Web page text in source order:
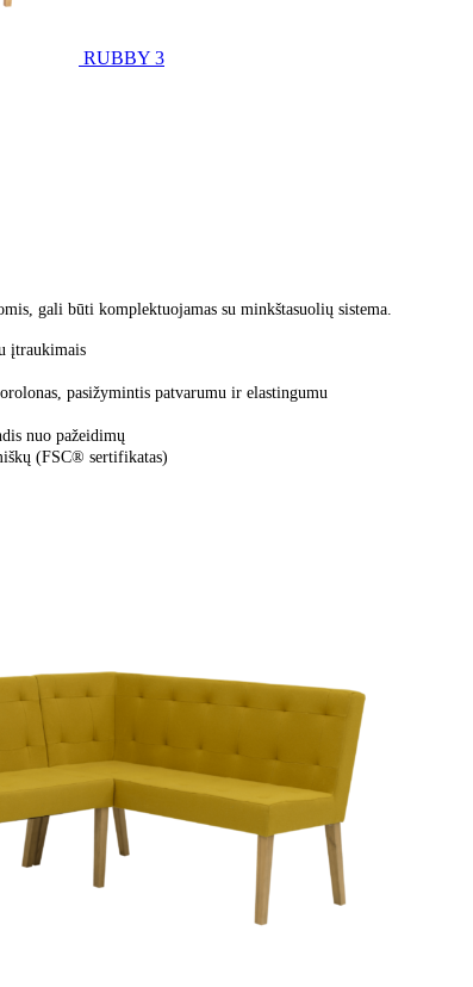
RUBBY 3
gali būti komplektuojamas su minkštasuolių sistema.
įtraukimais
pasižymintis patvarumu ir elastingumu
nuo pažeidimų
(FSC® sertifikatas)